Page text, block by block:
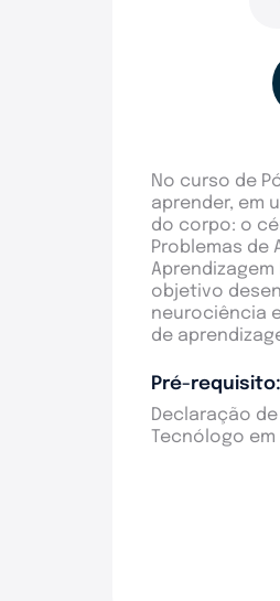
No curso de
aprender, em
do corpo: o
Problemas de
objetivo
neurociência
de
Pré-requisito:
Declaração
Tecnólogo